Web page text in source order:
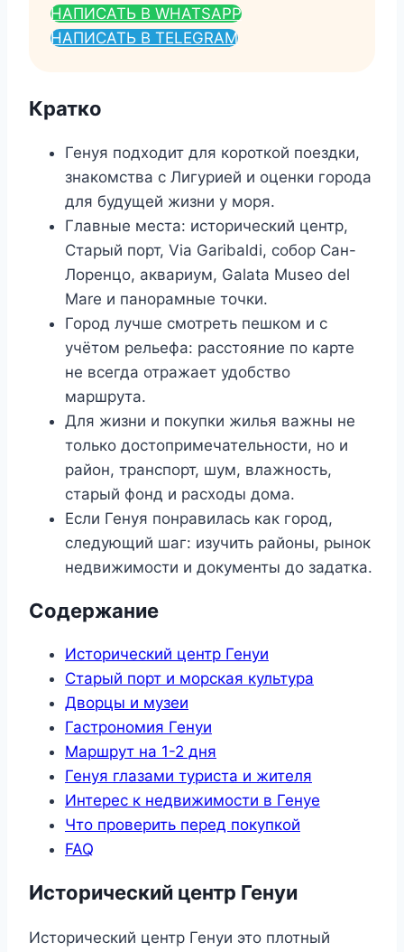
НАПИСАТЬ В WHATSAPP
НАПИСАТЬ В TELEGRAM
Кратко
Генуя подходит для короткой поездки,
знакомства с Лигурией и оценки города
для будущей жизни у моря.
Главные места: исторический центр,
Старый порт, Via Garibaldi, собор Сан-
Лоренцо, аквариум, Galata Museo del
Mare и панорамные точки.
Город лучше смотреть пешком и с
учётом рельефа: расстояние по карте
не всегда отражает удобство
маршрута.
Для жизни и покупки жилья важны не
только достопримечательности, но и
район, транспорт, шум, влажность,
старый фонд и расходы дома.
Если Генуя понравилась как город,
следующий шаг: изучить районы, рынок
недвижимости и документы до задатка.
Содержание
Исторический центр Генуи
Старый порт и морская культура
Дворцы и музеи
Гастрономия Генуи
Маршрут на 1-2 дня
Генуя глазами туриста и жителя
Интерес к недвижимости в Генуе
Что проверить перед покупкой
FAQ
Исторический центр Генуи
Исторический центр Генуи это плотный